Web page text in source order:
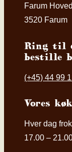
Farum
3520 Farum
Ring til
bestille
(+45) ​44 99
Vores
​Hver dag
17.00 –